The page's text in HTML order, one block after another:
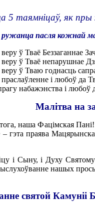
5 таямніцаў, як
ружанца пасля кожнай
ў Тваё Беззаганнае
ў Тваё непарушнае
ў Тваю годнасць
і любоў да
набажэнства і любоў
Малітва на
наша Фацімская
гэта праява
і Сыну, і Духу
нашых
святой Камуніі